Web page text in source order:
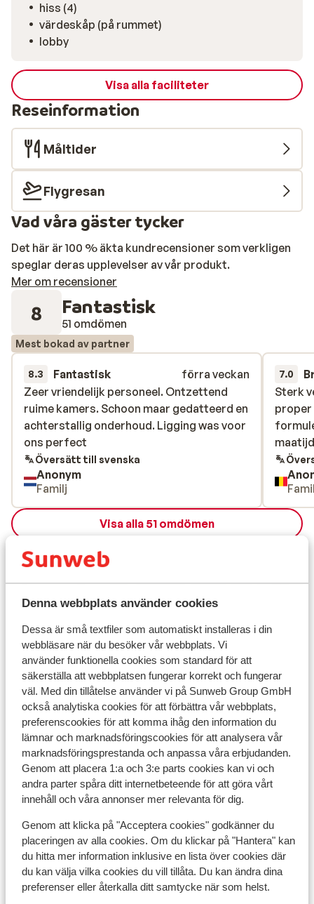
Denna webbplats använder cookies
Dessa är små textfiler som automatiskt installeras i din
webbläsare när du besöker vår webbplats. Vi
använder funktionella cookies som standard för att
säkerställa att webbplatsen fungerar korrekt och fungerar
väl. Med din tillåtelse använder vi på Sunweb Group GmbH
också analytiska cookies för att förbättra vår webbplats,
preferenscookies för att komma ihåg den information du
lämnar och marknadsföringscookies för att analysera vår
marknadsföringsprestanda och anpassa våra erbjudanden.
Genom att placera 1:a och 3:e parts cookies kan vi och
andra parter spåra ditt internetbeteende för att göra vårt
innehåll och våra annonser mer relevanta för dig.
Genom att klicka på "Acceptera cookies" godkänner du
placeringen av alla cookies. Om du klickar på "Hantera" kan
du hitta mer information inklusive en lista över cookies där
du kan välja vilka cookies du vill tillåta. Du kan ändra dina
preferenser eller återkalla ditt samtycke när som helst.
hiss (4)
värdeskåp (på rummet)
lobby
Visa alla faciliteter
Reseinformation
Måltider
Flygresan
Vad våra gäster tycker
Det här är 100 % äkta kundrecensioner som verkligen
speglar deras upplevelser av vår produkt.
Mer om recensioner
8 Fantastisk
51 omdömen
Mest bokad av partner
8.3 Fantastisk
förra veckan
Zeer vriendelijk personeel. Ontzettend
ruime kamers. Schoon maar gedatteerd en
achterstallig onderhoud. Ligging was voor
ons perfect
Zeer vriendelijk personeel. Ontzettend
ruime kamers. Schoon maar gedatteerd en
achterstallig onderhoud. Ligging was voor
ons perfect
Översätt till svenska
Anonym
Familj
7.0
Sterk
proper
Sterk
proper
Visa alla 51 omdömen
Läge
Visa på karta
I området
Avstånd till stranden ca 350 m (sandstrand,
solstolar (mot betalning) , parasoll (mot betalning)
)
I utkanten av centrum
Avstånd till centrum: praia da roch är ca 500 m,
Avstånd till flygplats ca 70 km
Avstånd till busshållplats ca 300 m
Avstånd till uttagsautomat ca 500 m
Närmaste butiker ca 500 m